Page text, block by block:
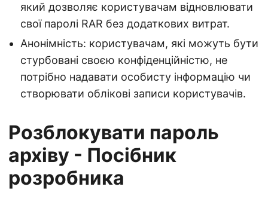
який дозволяє користувачам відновлювати
свої паролі RAR без додаткових витрат.
Анонімність: користувачам, які можуть бути
стурбовані своєю конфіденційністю, не
потрібно надавати особисту інформацію чи
створювати облікові записи користувачів.
Розблокувати пароль
архіву - Посібник
розробника